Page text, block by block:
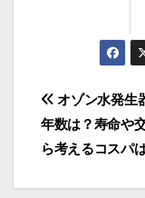
投
稿
ナ
オゾン水発生
年数は？寿命や
ら考えるコスパ